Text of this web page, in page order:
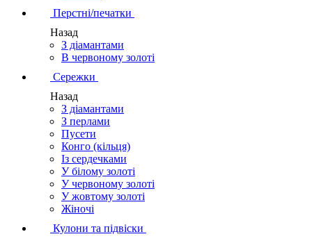
Перстні/печатки
Назад
З діамантами
В червоному золоті
Сережки
Назад
З діамантами
З перлами
Пусети
Конго (кільця)
Із сердечками
У білому золоті
У червоному золоті
У жовтому золоті
Жіночі
Кулони та підвіски